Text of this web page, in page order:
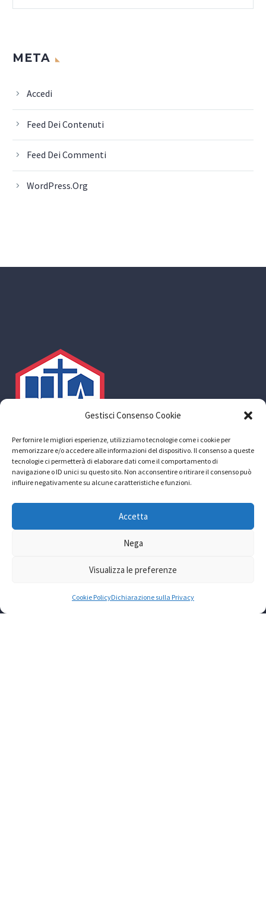
Gestisci Consenso Cookie
Per fornire le migliori esperienze, utilizziamo tecnologie come i cookie per
memorizzare e/o accedere alle informazioni del dispositivo. Il consenso a queste
tecnologie ci permetterà di elaborare dati come il comportamento di
navigazione o ID unici su questo sito. Non acconsentire o ritirare il consenso può
influire negativamente su alcune caratteristiche e funzioni.
Accetta
Nega
Visualizza le preferenze
Cookie PolicyDichiarazione sulla Privacy
META
Accedi
Feed Dei Contenuti
Feed Dei Commenti
WordPress.org
ACLI sede provinciale di Roma aps
Via Prospero Alpino, 20 – 00154 Roma Telefono:
06.57087028-48 Fax: 06.57087043
Codice fiscale: 80196590584